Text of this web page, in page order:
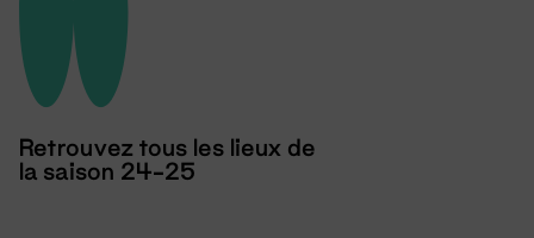
Retrouvez tous les lieux de
la saison 24-25